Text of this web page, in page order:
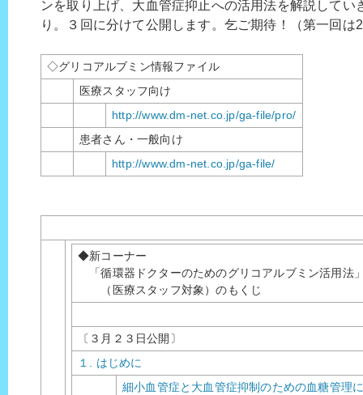
ンを取り上げ、大血管症抑止への活用法を解説してい
り。３回に分けて公開します。乞ご期待！（第一回は
◇グリコアルブミン情報ファイル
医療スタッフ向け
http://www.dm-net.co.jp/ga-file/pro/
患者さん・一般向け
http://www.dm-net.co.jp/ga-file/
◆新コーナー
「循環器ドクターのためのグリコアルブミン活用法
（医療スタッフ対象）のもくじ
〔３月２３日公開〕
１. はじめに
細小血管症と大血管症抑制のための血糖管理